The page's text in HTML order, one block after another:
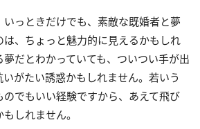
っときだけでも、素敵な既婚者と夢
、ちょっと魅力的に見えるかもしれ
だとわかっていても、ついつい手が出
がたい誘惑かもしれません。若いう
でもいい経験ですから、あえて飛び
しれません。